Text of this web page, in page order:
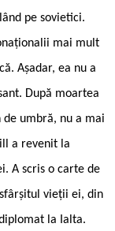
pe sovietici.
mai mult
Așadar, ea nu a
După moartea
umbră, nu a mai
a revenit la
A scris o carte de
vieții ei, din
la Ialta.